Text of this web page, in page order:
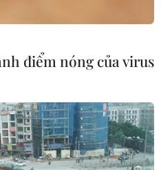
1 ca ung thư lưỡi
phẫu phức tạp
điểm nóng của virus